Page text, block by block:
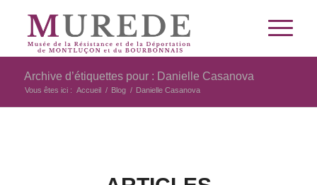
Archive d’étiquettes pour : Danielle Casanova
Vous êtes ici : Accueil / Blog / Danielle Casanova